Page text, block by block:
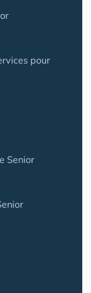
pour
Senior